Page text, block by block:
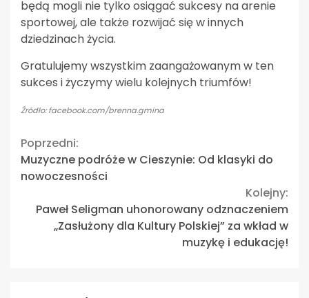
będą mogli nie tylko osiągać sukcesy na arenie
sportowej, ale także rozwijać się w innych
dziedzinach życia.
Gratulujemy wszystkim zaangażowanym w ten
sukces i życzymy wielu kolejnych triumfów!
Źródło: facebook.com/brenna.gmina
Continue
Reading
Poprzedni:
Muzyczne podróże w Cieszynie: Od klasyki do
nowoczesności
Kolejny:
Paweł Seligman uhonorowany odznaczeniem
„Zasłużony dla Kultury Polskiej” za wkład w
muzykę i edukację!